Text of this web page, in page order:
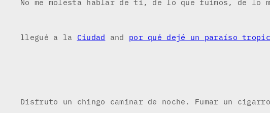
No me molesta hablar de ti, de lo que fuimos, de lo
llegué a la Ciudad and por qué dejé un paraíso
Disfruto un chingo caminar de noche. Fumar un